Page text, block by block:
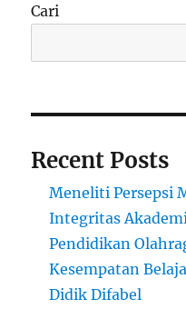
Cari
Recent Posts
Meneliti Persepsi
Integritas
Pendidikan
Kesempatan
Didik Difabel